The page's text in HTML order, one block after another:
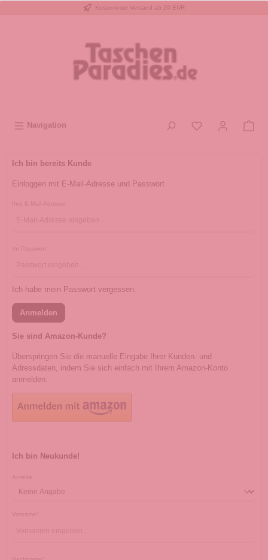
Kostenloser Versand ab 20 EUR
Navigation
Ich bin bereits Kunde
Einloggen mit E-Mail-Adresse und Passwort
Ihre E-Mail-Adresse
Ihr Passwort
Ich habe mein Passwort vergessen.
Anmelden
Sie sind Amazon-Kunde?
Überspringen Sie die manuelle Eingabe Ihrer Kunden- und
Adressdaten, indem Sie sich einfach mit Ihrem Amazon-Konto
anmelden.
Ich bin Neukunde!
Persönliche Informationen
Anrede
Vorname*